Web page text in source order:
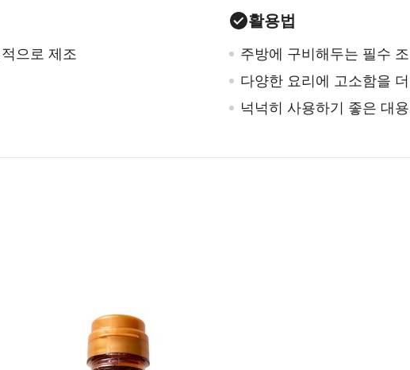
으로 제조
활용법
주방에 구비해두는 필수
다양한 요리에 고소함을
넉넉히 사용하기 좋은 대